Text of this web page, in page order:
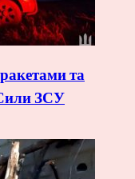
та
ЗСУ